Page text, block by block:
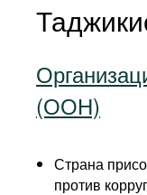
(ООН)
Страна
против